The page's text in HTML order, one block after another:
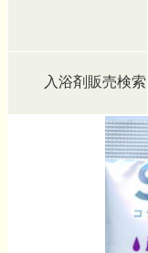
入浴剤販売検索